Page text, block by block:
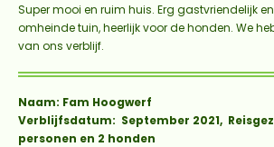
Super mooi en ruim huis. Erg gastvriendelijk
omheinde tuin, heerlijk voor de honden. We
van ons verblijf.
Naam: Fam Hoogwerf
Verblijfsdatum: September 2021,
personen en 2 honden